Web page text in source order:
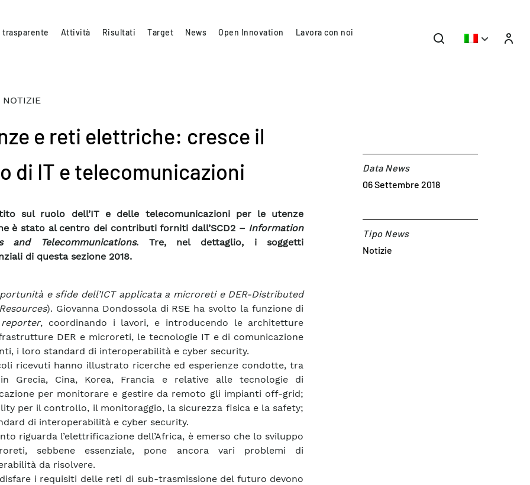
trasparente Attività Risultati Target News Open Innovation Lavora con noi
e reti elettriche: cresce il
di IT e telecomunicazioni
sul ruolo dell’IT e delle telecomunicazioni per le utenze
è stato al centro dei contributi forniti dall’SCD2 – Information
and Telecommunications. Tre, nel dettaglio, i soggetti
di questa sezione 2018.
e sfide dell’ICT applicata a microreti e DER-Distributed
). Giovanna Dondossola di RSE ha svolto la funzione di
, coordinando i lavori, e introducendo le architetture
DER e microreti, le tecnologie IT e di comunicazione
i loro standard di interoperabilità e cyber security.
ricevuti hanno illustrato ricerche ed esperienze condotte, tra
in Grecia, Cina, Korea, Francia e relative alle tecnologie di
per monitorare e gestire da remoto gli impianti off-grid;
per il controllo, il monitoraggio, la sicurezza fisica e la safety;
di interoperabilità e cyber security.
riguarda l’elettrificazione dell’Africa, è emerso che lo sviluppo
sebbene essenziale, pone ancora vari problemi di
da risolvere.
i requisiti delle reti di sub-trasmissione del futuro devono
Data News
06 Settembre 2018
Tipo News
Notizie